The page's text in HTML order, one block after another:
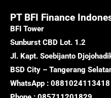
PT BFI Finance
BFI Tower
Sunburst CBD Lot. 1.2
Jl. Kapt. Soebijanto
BSD City – Tangerang
WhatsApp : 0881024113418